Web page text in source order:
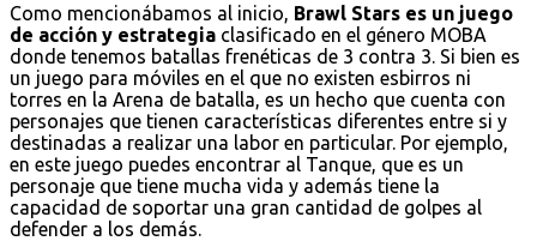
Como mencionábamos al inicio, Brawl Stars es un juego
de acción y estrategia clasificado en el género MOBA
donde tenemos batallas frenéticas de 3 contra 3. Si bien es
un juego para móviles en el que no existen esbirros ni
torres en la Arena de batalla, es un hecho que cuenta con
personajes que tienen características diferentes entre si y
destinadas a realizar una labor en particular. Por ejemplo,
en este juego puedes encontrar al Tanque, que es un
personaje que tiene mucha vida y además tiene la
capacidad de soportar una gran cantidad de golpes al
defender a los demás.